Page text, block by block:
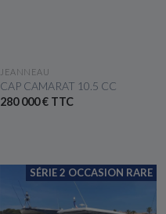
VOIR LE BATEAU
JEANNEAU
CAP CAMARAT 10.5 CC
280 000 € TTC
SÉRIE 2 OCCASION RARE